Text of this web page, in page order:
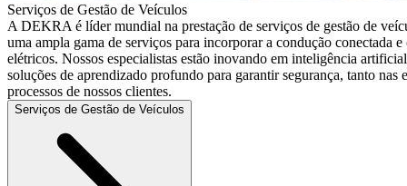
Serviços de Gestão de Veículos
A DEKRA é líder mundial na prestação de serviços de gestão de
uma ampla gama de serviços para incorporar a condução conectada
elétricos. Nossos especialistas estão inovando em inteligência
soluções de aprendizado profundo para garantir segurança, tanto nas
processos de nossos clientes.
Serviços de Gestão de Veículos